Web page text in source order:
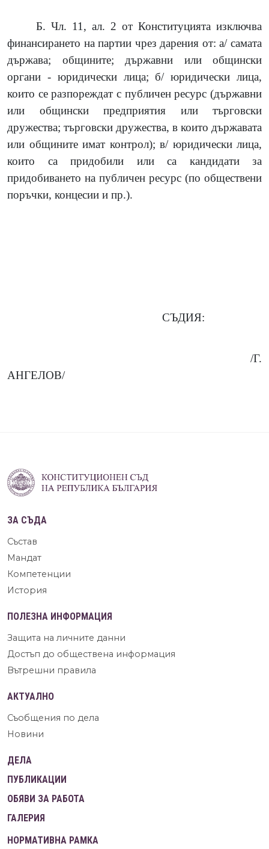
Б. Чл. 11, ал. 2 от Конституцията изключва
финансирането на партии чрез дарения от: а/ самата
държава; общините; държавни или общински
органи - юридически лица; б/ юридически лица,
които се разпореждат с публичен ресурс (държавни
или общински предприятия или търговски
дружества; търговски дружества, в които държавата
или общините имат контрол); в/ юридически лица,
които са придобили или са кандидати за
придобиването на публичен ресурс (по обществени
поръчки, концесии и пр.).
СЪДИЯ:
/Г.
АНГЕЛОВ/
ЗА СЪДА
Състав
Мандат
Компетенции
История
ПОЛЕЗНА ИНФОРМАЦИЯ
Защита на личните данни
Достъп до обществена информация
Вътрешни правила
АКТУАЛНО
Съобщения по дела
Новини
ДЕЛА
ПУБЛИКАЦИИ
ОБЯВИ ЗА РАБОТА
ГАЛЕРИЯ
НОРМАТИВНА РАМКА